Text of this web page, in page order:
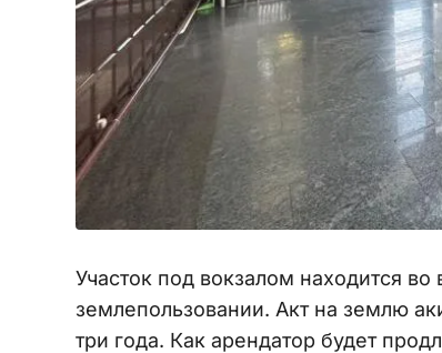
Участок под вокзалом находится
землепользовании. Акт на землю
три года. Как арендатор будет